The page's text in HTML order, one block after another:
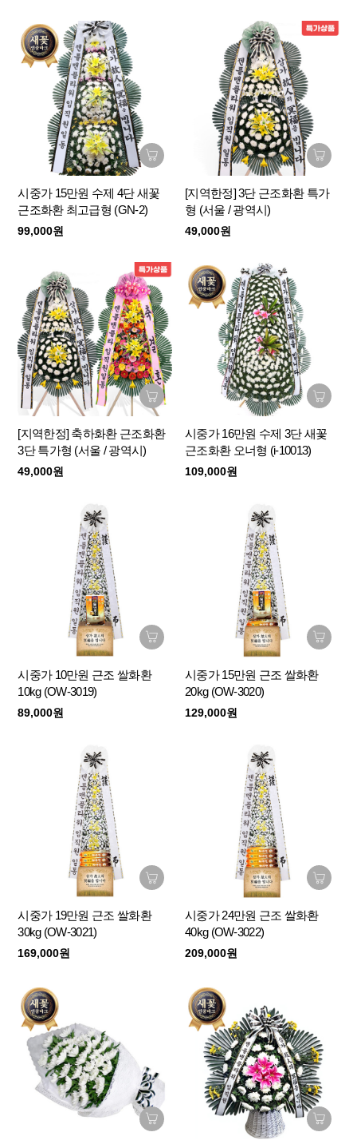
시중가 15만원 수제 4단 새꽃
근조화환 최고급형 (GN-2)
99,000원
[지역한정] 3단 근조화환 특가
형 (서울 / 광역시)
49,000원
[지역한정] 축하화환 근조화환
3단 특가형 (서울 / 광역시)
49,000원
시중가 16만원 수제 3단 새꽃
근조화환 오너형 (i-10013)
109,000원
시중가 10만원 근조 쌀화환
10kg (OW-3019)
89,000원
시중가 15만원 근조 쌀화환
20kg (OW-3020)
129,000원
시중가 19만원 근조 쌀화환
30kg (OW-3021)
169,000원
시중가 24만원 근조 쌀화환
40kg (OW-3022)
209,000원